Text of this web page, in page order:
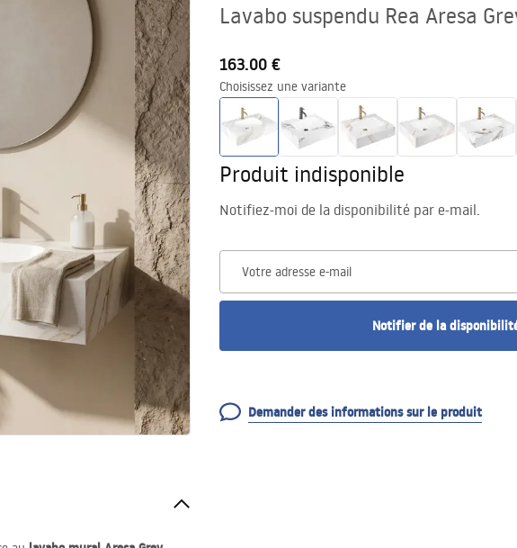
Lavabo suspendu Rea Aresa
163.00 €
Choisissez une variante
Produit indisponible
Notifiez-moi de la disponibilité par e-mail.
Votre adresse e-mail
Notifier de la
Demander des informations sur le produit